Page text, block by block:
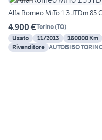
Alfa Romeo MiTo 1.3 JTDm 85
4.900 €Torino(TO)
Usato
11/2013 180000 Km
Rivenditore AUTOBIBO